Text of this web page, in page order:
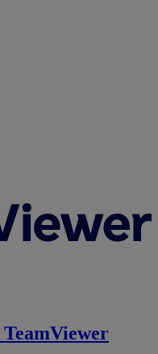
TeamViewer